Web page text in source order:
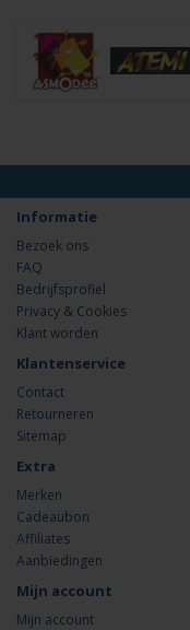
Informatie
Bezoek ons
FAQ
Bedrijfsprofiel
Privacy & Cookies
Klant worden
Klantenservice
Contact
Retourneren
Sitemap
Extra
Merken
Cadeaubon
Affiliates
Aanbiedingen
Mijn account
Mijn account